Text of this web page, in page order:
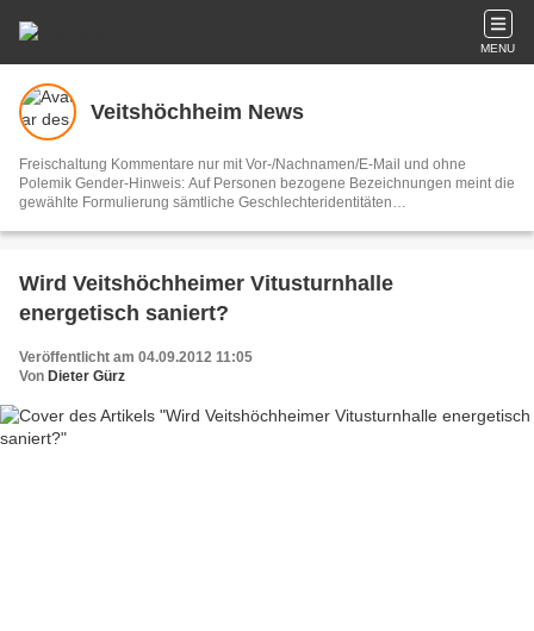
MENU
Veitshöchheim News
Freischaltung Kommentare nur mit Vor-/Nachnamen/E-Mail und ohne
Polemik Gender-Hinweis: Auf Personen bezogene Bezeichnungen meint die
gewählte Formulierung sämtliche Geschlechteridentitäten
GVO ist ausschließlich Sache der Overblog-Hosting-Plattform. Ihre E-Mail-
Wird Veitshöchheimer Vitusturnhalle
energetisch saniert?
Veröffentlicht am 04.09.2012 11:05
Von Dieter Gürz